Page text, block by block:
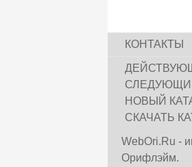
КОНТАКТЫ
НОВЫЙ
СКАЧАТЬ
WebOri.Ru -
Орифлэйм.